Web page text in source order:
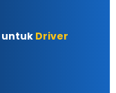
untuk Driver